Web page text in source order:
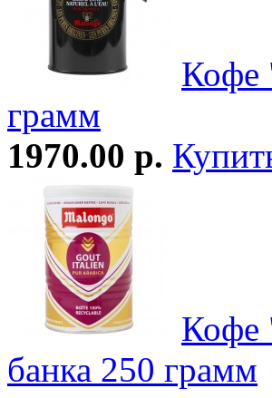
Кофе
грамм
1970.00 р.
Кофе
банка 250 грамм